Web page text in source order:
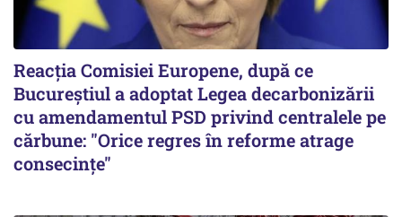
Reacția Comisiei Europene, după ce
Bucureștiul a adoptat Legea decarbonizării
cu amendamentul PSD privind centralele pe
cărbune: "Orice regres în reforme atrage
consecințe"